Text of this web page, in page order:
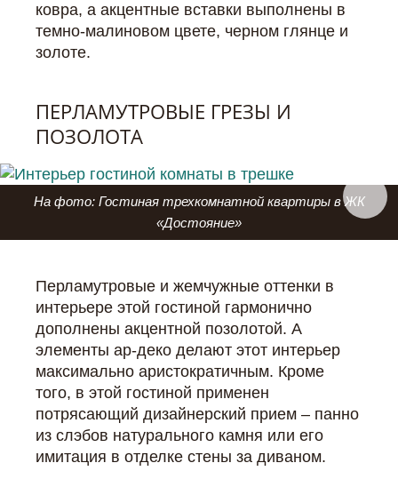
ковра, а акцентные вставки выполнены в
темно-малиновом цвете, черном глянце и
золоте.
ПЕРЛАМУТРОВЫЕ ГРЕЗЫ И
ПОЗОЛОТА
На фото: Гостиная трехкомнатной квартиры в ЖК
«Достояние»
Перламутровые и жемчужные оттенки в
интерьере этой гостиной гармонично
дополнены акцентной позолотой. А
элементы ар-деко делают этот интерьер
максимально аристократичным. Кроме
того, в этой гостиной применен
потрясающий дизайнерский прием – панно
из слэбов натурального камня или его
имитация в отделке стены за диваном.